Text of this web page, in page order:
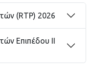
(RTP) 2026
ΙΙ